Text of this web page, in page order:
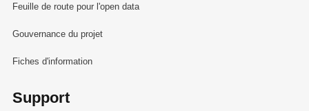
Feuille de route pour l'open data
Gouvernance du projet
Fiches d'information
Support